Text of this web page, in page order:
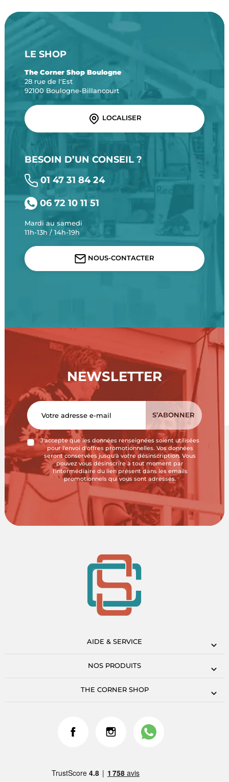
LE SHOP
The Corner Shop Boulogne
28 rue de l'Est
92100 Boulogne-Billancourt
LOCALISER
BESOIN D’UN CONSEIL ?
01 47 31 84 24
06 72 10 11 51
Mardi au samedi
11h-13h / 14h-19h
NOUS-CONTACTER
NEWSLETTER
J'accepte que les données renseignées soient utilisées
pour l'envoi d'offres promotionnelles. Vos données
seront conservées jusqu'à votre désinscription. Vous
pouvez vous désinscrire à tout moment par
l'intermédiaire du lien présent dans les emails
promotionnels qui vous sont adressés.
AIDE & SERVICE
NOS PRODUITS
THE CORNER SHOP